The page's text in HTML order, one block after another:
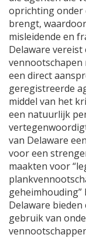
oprichting onder
brengt,
misleidende en
Delaware
vennootschapen
een direct
geregistreerde
middel van het
een natuurlijk
van Delaware
voor een
maakten voor
Delaware
gebruik van